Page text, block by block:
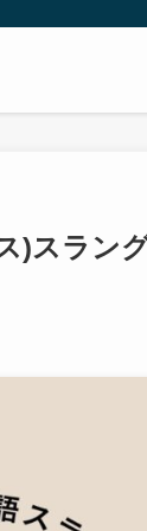
)スラン